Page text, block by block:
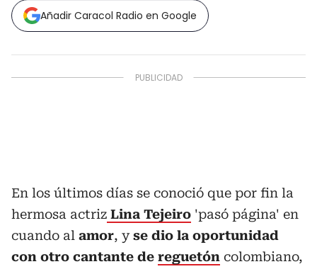
Añadir Caracol Radio en Google
En los últimos días se conoció que por fin la
hermosa actriz Lina Tejeiro 'pasó página' en
cuando al amor, yse dio la oportunidad
con otro cantante de reguetón colombiano,